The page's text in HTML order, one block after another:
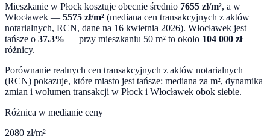
Mieszkanie w Płock kosztuje obecnie średnio 7655 zł/m², a w
Włocławek — 5575 zł/m² (mediana cen transakcyjnych z aktów
notarialnych, RCN, dane na 16 kwietnia 2026). Włocławek jest
tańsze o 37.3% — przy mieszkaniu 50 m² to około 104 000 zł
różnicy.
Porównanie realnych cen transakcyjnych z aktów notarialnych
(RCN) pokazuje, które miasto jest tańsze: mediana za m², dynamika
zmian i wolumen transakcji w Płock i Włocławek obok siebie.
Różnica w medianie ceny
2080 zł/m²